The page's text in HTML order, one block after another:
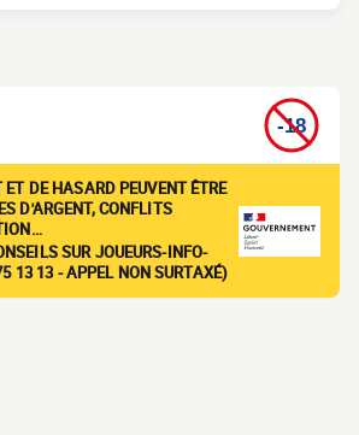
ET DE HASARD PEUVENT ÊTRE
D'ARGENT, CONFLITS
SUR JOUEURS-INFO-
13 13 - APPEL NON SURTAXÉ)